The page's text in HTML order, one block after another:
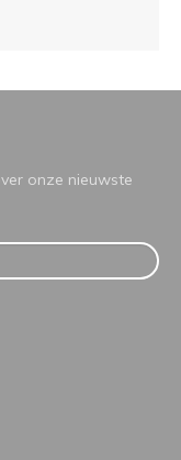
onze nieuwste